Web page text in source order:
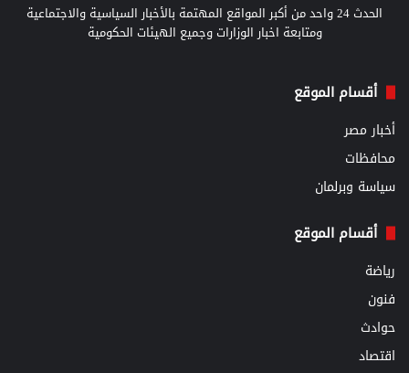
الحدث 24 واحد من أكبر المواقع المهتمة بالأخبار السياسية والاجتماعية
ومتابعة اخبار الوزارات وجميع الهيئات الحكومية
أقسام الموقع
أخبار مصر
محافظات
سياسة وبرلمان
أقسام الموقع
رياضة
فنون
حوادث
اقتصاد